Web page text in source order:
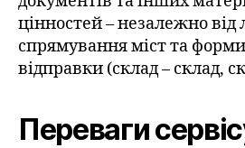
цінностей – незалежно від
спрямування міст та
відправки (склад – склад,
Переваги